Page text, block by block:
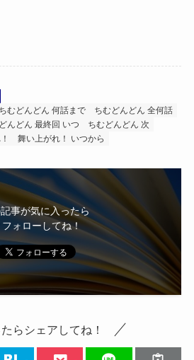
ちむどんどん 何話まで
ちむどんどん 全何話
んどん 最終回 いつ
ちむどんどん 次
舞い上がれ！ いつから
事が気に入ったら
フォローしてね！
らシェアしてね！